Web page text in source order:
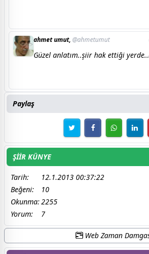
ahmet umut,@ahmetumut
Güzel anlatım..şiir hak ettiği
Paylaş
ŞİİR KÜNYE
Tarih:
12.1.2013 00:37:22
Beğeni:
10
Okunma: 2255
Yorum:
7
Web Zaman